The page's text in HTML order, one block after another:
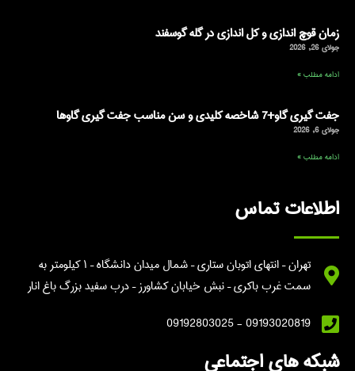
زمان قوچ اندازی و کل اندازی در گله گوسفند
جولای 26, 2026
ادامه مطلب »
جفت گیری گاو+7 شاخصه کلیدی و سن مناسب جفت گیری گاوها
جولای 6, 2026
ادامه مطلب »
اطلاعات تماس
تهران – انتهای اتوبان ستاری – شمال میدان دانشگاه – ۱ کیلومتر به
سمت غرب باکری – نبش خیابان کشاورز – درب سفید بزرگ باغ انار
09193020819 - 09192803025
شبکه های اجتماعی